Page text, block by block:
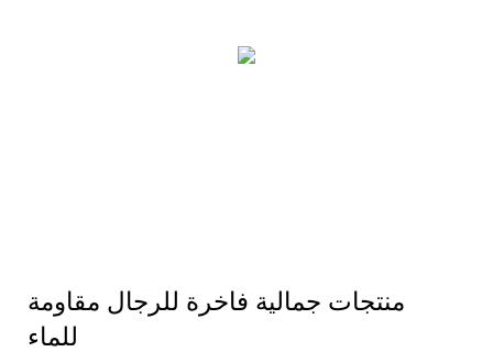
منتجات جمالية فاخرة للرجال مقاومة